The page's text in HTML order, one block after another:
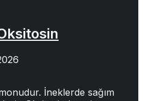
İneklerde sağım